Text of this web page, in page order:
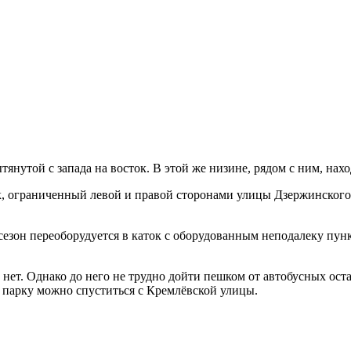
с запада на восток. В этой же низине, рядом с ним,
левой и правой сторонами улицы
переоборудуется в каток с оборудованным неподалеку
Однако до него не трудно дойти пешком от автобусных
можно спуститься с Кремлёвской улицы.